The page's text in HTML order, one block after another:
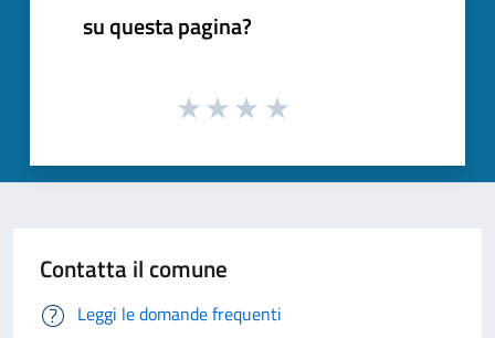
su questa pagina?
Contatta il comune
Leggi le domande frequenti